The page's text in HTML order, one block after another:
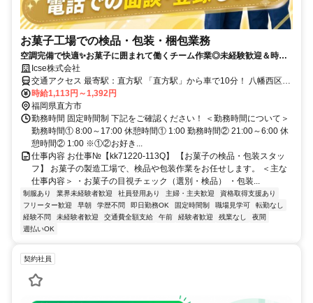
お菓子工場での検品・包装・梱包業務
空調完備で快適✨お菓子に囲まれて働くチーム作業◎未経験歓迎＆時間
選択可Icse株式会社
交通アクセス 最寄駅：直方駅 「直方駅」から車で10分！ 八幡西区・
宗像市・直方市・鞍手郡・飯塚市・中間市・田川市から通勤してる方
多数いらっしゃいます♪ 無料の駐車場・無料の駐輪場を完備。 車での
通勤をご希望の方バイク・自転車通勤をご希望の方もちろん歓迎で
す。
時給1,113円～1,392円
福岡県直方市
勤務時間 固定時間制 下記をご確認ください！ ＜勤務時間について＞
勤務時間① 8:00～17:00 休憩時間① 1:00 勤務時間② 21:00～6:00 休
憩時間② 1:00 ※①②お好き...
仕事内容 お仕事№【kk71220-113Q】 【お菓子の検品・包装スタッ
フ】 お菓子の製造工場で、検品や包装作業をお任せします。 ＜主な
仕事内容＞ ・お菓子の目視チェック（選別・検品） ・包装...
制服あり 業界未経験者歓迎 社員登用あり 主婦・主夫歓迎
資格取得支援あり
フリーター歓迎
早朝 学歴不問 即日勤務OK 固定時間制 職場見学可
転勤なし
経験不問
未経験者歓迎 交通費全額支給 午前 経験者歓迎 残業なし
夜間
週払いOK
契約社員